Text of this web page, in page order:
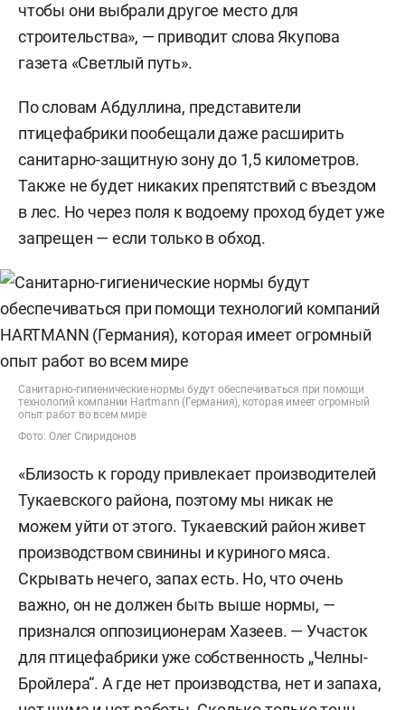
чтобы они выбрали другое место для
строительства», — приводит слова Якупова
газета «Светлый путь».
По словам Абдуллина, представители
птицефабрики пообещали даже расширить
санитарно-защитную зонудо 1,5 километров.
Также не будет никаких препятствий с въездом
в лес. Но через поля к водоему проход будет уже
запрещен — если только в обход.
Санитарно-гигиенические нормы будут обеспечиваться при помощи
технологий компании Hartmann (Германия), которая имеет огромный
опыт работ во всем мире
Фото: Олег Спиридонов
«Близость к городу привлекает производителей
Тукаевского района, поэтому мы никак не
можем уйти от этого. Тукаевский район живет
производством свинины и куриного мяса.
Скрывать нечего, запах есть. Но, что очень
важно, он не должен быть выше нормы, —
признался оппозиционерам Хазеев. — Участок
для птицефабрики уже собственность „Челны-
Бройлера“. А где нет производства, нет и запаха,